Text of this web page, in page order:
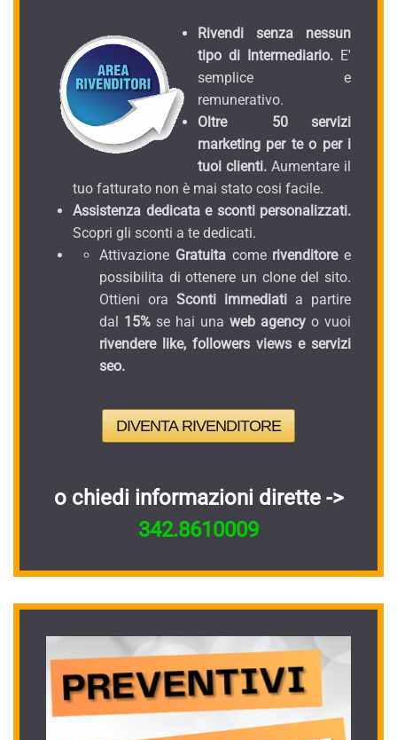
Rivendi senza nessun
tipo di Intermediario. E'
semplice e
remunerativo.
Oltre 50 servizi
marketing per te o per i
tuoi clienti. Aumentare il
tuo fatturato non è mai stato cosi facile.
Assistenza dedicata e sconti personalizzati.
Scopri gli sconti a te dedicati.
Attivazione Gratuitacomerivenditoree
possibilita di ottenere un clone del sito.
Ottieni ora Sconti immediati a partire
dal 15% se hai una web agency o vuoi
rivendere like, followers views e servizi
seo.
DIVENTA RIVENDITORE
o chiedi informazioni dirette ->
342.8610009